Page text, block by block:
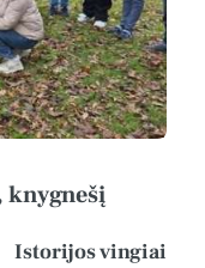
Istorijos vingiai